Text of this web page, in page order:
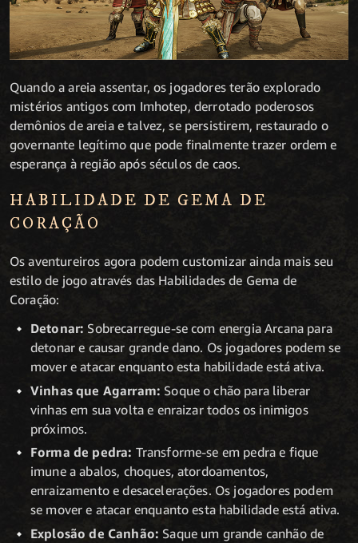
Quando a areia assentar, os jogadores terão explorado
mistérios antigos com Imhotep, derrotado poderosos
demônios de areia e talvez, se persistirem, restaurado o
governante legítimo que pode finalmente trazer ordem e
esperança à região após séculos de caos.
HABILIDADE DE GEMA DE
CORAÇÃO
Os aventureiros agora podem customizar ainda mais seu
estilo de jogo através das Habilidades de Gema de
Coração:
Detonar: Sobrecarregue-se com energia Arcana para
detonar e causar grande dano. Os jogadores podem se
mover e atacar enquanto esta habilidade está ativa.
Vinhas que Agarram: Soque o chão para liberar
vinhas em sua volta e enraizar todos os inimigos
próximos.
Forma de pedra: Transforme-se em pedra e fique
imune a abalos, choques, atordoamentos,
enraizamento e desacelerações. Os jogadores podem
se mover e atacar enquanto esta habilidade está ativa.
Explosão de Canhão: Saque um grande canhão de